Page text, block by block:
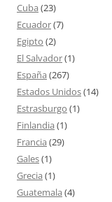
Cuba (23)
Ecuador(7)
Egipto (2)
El Salvador(1)
España (267)
Estados Unidos(14)
Estrasburgo (1)
Finlandia (1)
Francia (29)
Gales(1)
Grecia (1)
Guatemala (4)